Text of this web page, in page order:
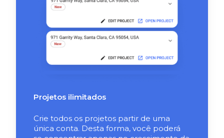
Projetos ilimitados
Crie todos os projetos partir de uma
única conta. Desta forma, você poderá